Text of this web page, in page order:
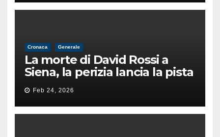
Cronaca Generale
La morte di David Rossi a
Siena, la perizia lancia la pista
di un’intimidazione finita
male
Feb 24, 2026